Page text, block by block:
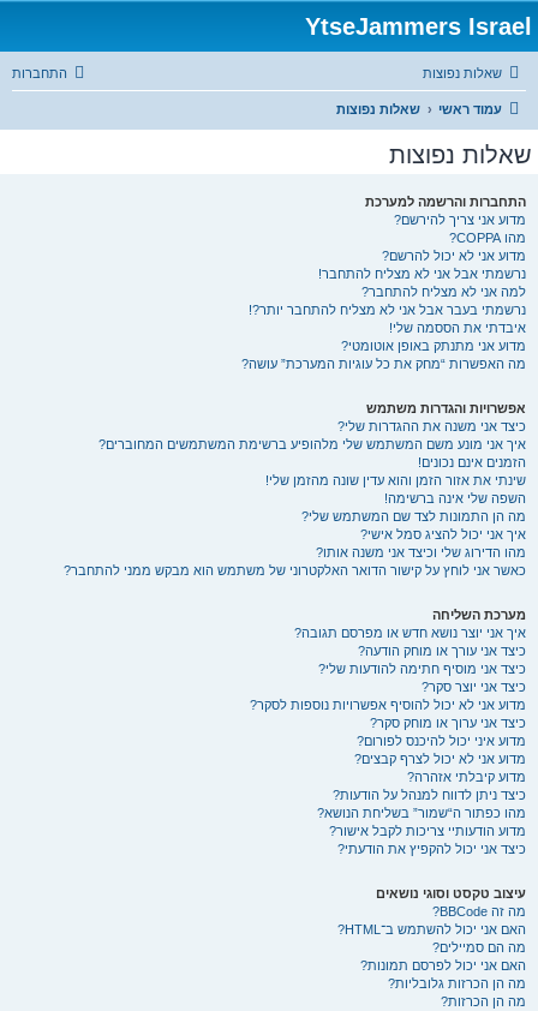
YtseJammers Israel
שאלות נפוצות התחברות
עמוד ראשי שאלות נפוצות
שאלות נפוצות
התחברות והרשמה למערכת
מדוע אני צריך להירשם?
מהו COPPA?
מדוע אני לא יכול להרשם?
נרשמתי אבל אני לא מצליח להתחבר!
למה אני לא מצליח להתחבר?
נרשמתי בעבר אבל אני לא מצליח להתחבר יותר?!
איבדתי את הססמה שלי!
מדוע אני מתנתק באופן אוטומטי?
מה האפשרות “מחק את כל עוגיות המערכת” עושה?
אפשרויות והגדרות משתמש
כיצד אני משנה את ההגדרות שלי?
איך אני מונע משם המשתמש שלי מלהופיע ברשימת המשתמשים המחוברים?
הזמנים אינם נכונים!
שינתי את אזור הזמן והוא עדין שונה מהזמן שלי!
השפה שלי אינה ברשימה!
מה הן התמונות לצד שם המשתמש שלי?
איך אני יכול להציג סמל אישי?
מהו הדירוג שלי וכיצד אני משנה אותו?
כאשר אני לוחץ על קישור הדואר האלקטרוני של משתמש הוא מבקש ממני להתחבר?
מערכת השליחה
איך אני יוצר נושא חדש או מפרסם תגובה?
כיצד אני עורך או מוחק הודעה?
כיצד אני מוסיף חתימה להודעות שלי?
כיצד אני יוצר סקר?
מדוע אני לא יכול להוסיף אפשרויות נוספות לסקר?
כיצד אני ערוך או מוחק סקר?
מדוע איני יכול להיכנס לפורום?
מדוע אני לא יכול לצרף קבצים?
מדוע קיבלתי אזהרה?
כיצד ניתן לדווח למנהל על הודעות?
מהו כפתור ה“שמור” בשליחת הנושא?
מדוע הודעותיי צריכות לקבל אישור?
כיצד אני יכול להקפיץ את הודעתי?
עיצוב טקסט וסוגי נושאים
מה זה BBCode?
האם אני יכול להשתמש ב־HTML?
מה הם סמיילים?
האם אני יכול לפרסם תמונות?
מה הן הכרזות גלובליות?
מה הן הכרזות?